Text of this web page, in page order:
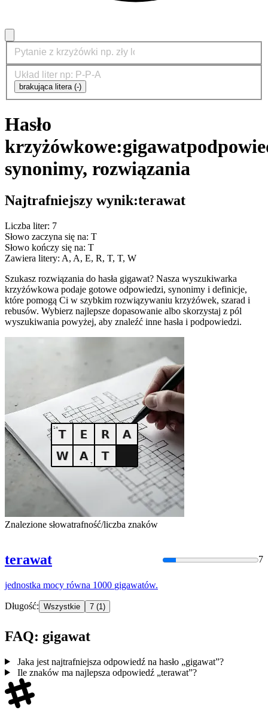
brakująca litera (-)
Hasło
krzyżówkowe:gigawat
synonimy, rozwiązania
Najtrafniejszy wynik:terawat
Liczba liter: 7
Słowo zaczyna się na: T
Słowo kończy się na: T
Zawiera litery: A, A, E, R, T, T, W
Szukasz rozwiązania do hasła gigawat? Nasza wyszukiwarka
krzyżówkowa podaje gotowe odpowiedzi, synonimy i definicje,
które pomogą Ci w szybkim rozwiązywaniu krzyżówek, szarad i
rebusów. Wybierz najlepsze dopasowanie albo skorzystaj z pól
wyszukiwania powyżej, aby znaleźć inne hasła i podpowiedzi.
Znalezione słowatrafność/liczba znaków
terawat 7
jednostka mocy równa 1000 gigawatów.
Długość: Wszystkie 7 (1)
FAQ: gigawat
Jaka jest najtrafniejsza odpowiedź na hasło „gigawat”?
Ile znaków ma najlepsza odpowiedź „terawat”?